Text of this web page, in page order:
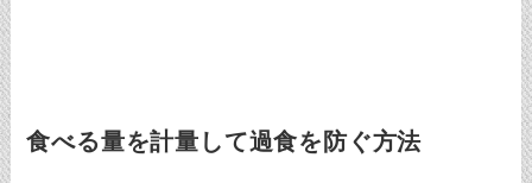
食べる量を計量して過食を防ぐ方法